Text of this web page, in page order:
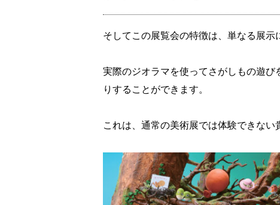
そしてこの展覧会の特徴は、単なる展示
実際のジオラマを使ってさがしもの遊
りすることができます。
これは、通常の美術展では体験できない